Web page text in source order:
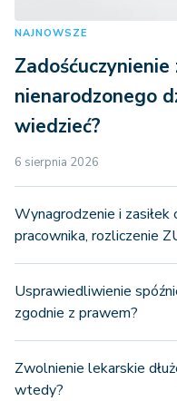
NAJNOWSZE
nienarodzonego
wiedzieć?
6 sierpnia 2026
Wynagrodzenie i
pracownika, rozliczenie
Usprawiedliwienie
zgodnie z prawem?
Zwolnienie lekarskie
wtedy?